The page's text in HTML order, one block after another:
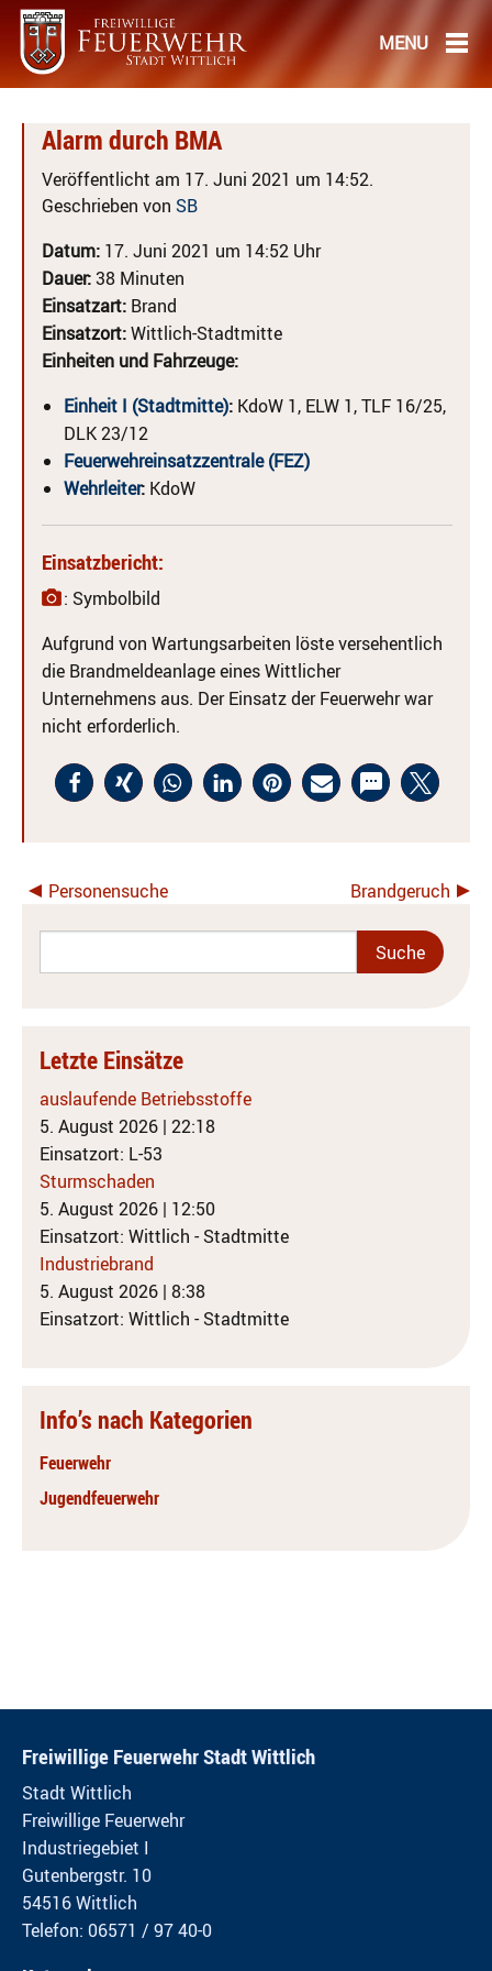
Alarm durch BMA
Veröffentlicht am 17. Juni 2021 um 14:52.
Geschrieben von SB
Datum: 17. Juni 2021 um 14:52 Uhr
Dauer:38 Minuten
Einsatzart: Brand
Einsatzort:Wittlich-Stadtmitte
Einheiten und Fahrzeuge:
Einheit I (Stadtmitte): KdoW 1, ELW 1, TLF 16/25,
DLK 23/12
Feuerwehreinsatzzentrale (FEZ)
Wehrleiter: KdoW
Einsatzbericht:
: Symbolbild
Aufgrund von Wartungsarbeiten löste versehentlich
die Brandmeldeanlage eines Wittlicher
Unternehmens aus. Der Einsatz der Feuerwehr war
nicht erforderlich.
Personensuche Brandgeruch
Letzte Einsätze
auslaufende Betriebsstoffe
5. August 2026 | 22:18
Einsatzort: L-53
Sturmschaden
5. August 2026 | 12:50
Einsatzort: Wittlich - Stadtmitte
Industriebrand
5. August 2026 | 8:38
Einsatzort: Wittlich - Stadtmitte
Info’s nach Kategorien
Feuerwehr
Jugendfeuerwehr
Freiwillige Feuerwehr Stadt Wittlich
Stadt Wittlich
Freiwillige Feuerwehr
Industriegebiet I
Gutenbergstr. 10
54516 Wittlich
Telefon: 06571 / 97 40-0